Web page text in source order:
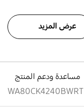
عرض المزيد
مساعدة ودعم المنتج
WA80CK4240BWRT